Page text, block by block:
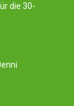
die 30-